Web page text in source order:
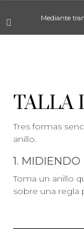
Mediante
TALLA
Tres formas
anillo.
1.
Toma un anillo
sobre una regla